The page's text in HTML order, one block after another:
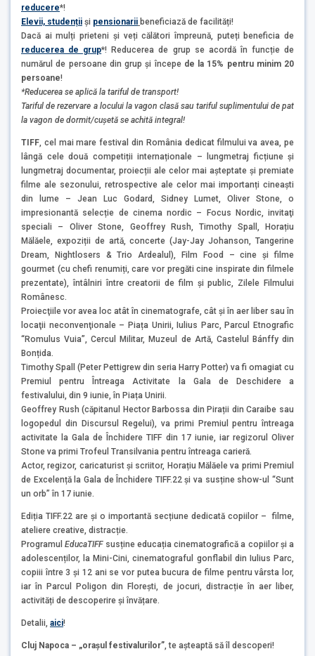
reducere*!
Elevii, studenții și pensionarii beneficiază de facilități!
Dacă ai mulți prieteni și veți călători împreună, puteți beneficia de
reducerea de grup*! Reducerea de grup se acordă în funcție de
numărul de persoane din grup și începe de la 15% pentru minim 20
persoane!
*Reducerea se aplică la tariful de transport!
Tariful de rezervare a locului la vagon clasă sau tariful suplimentului de pat
la vagon de dormit/cușetă se achită integral!
TIFF, cel mai mare festival din România dedicat filmului va avea, pe
lângă cele două competiții internaționale – lungmetraj ficțiune și
lungmetraj documentar, proiecții ale celor mai așteptate și premiate
filme ale sezonului, retrospective ale celor mai importanți cineaști
din lume – Jean Luc Godard, Sidney Lumet, Oliver Stone, o
impresionantă selecție de cinema nordic – Focus Nordic, invitaţi
speciali – Oliver Stone, Geoffrey Rush, Timothy Spall, Horațiu
Mălăele, expoziții de artă, concerte (Jay-Jay Johanson, Tangerine
Dream, Nightlosers & Trio Ardealul), Film Food – cine și filme
gourmet (cu chefi renumiți, care vor pregăti cine inspirate din filmele
prezentate), întâlniri între creatorii de film și public, Zilele Filmului
Românesc.
Proiecţiile vor avea loc atât în cinematografe, cât şi în aer liber sau în
locaţii neconvenţionale – Piața Unirii, Iulius Parc, Parcul Etnografic
“Romulus Vuia”, Cercul Militar, Muzeul de Artă, Castelul Bánffy din
Bonțida.
Timothy Spall (Peter Pettigrew din seria Harry Potter) va fi omagiat cu
Premiul pentru Întreaga Activitate la Gala de Deschidere a
festivalului, din 9 iunie, în Piața Unirii.
Geoffrey Rush (căpitanul Hector Barbossa din Pirații din Caraibe sau
logopedul din Discursul Regelui), va primi Premiul pentru întreaga
activitate la Gala de Închidere TIFF din 17 iunie, iar regizorul Oliver
Stone va primi Trofeul Transilvania pentru întreaga carieră.
Actor, regizor, caricaturist și scriitor, Horațiu Mălăele va primi Premiul
de Excelență la Gala de Închidere TIFF.22 și va susține show-ul “Sunt
un orb” în 17 iunie.
Ediția TIFF.22 are și o importantă secțiune dedicată copiilor – filme,
ateliere creative, distracție.
ProgramulEducaTIFFsusține educația cinematografică a copiilor și a
adolescenților, la Mini-Cini, cinematograful gonflabil din Iulius Parc,
copiii între 3 și 12 ani se vor putea bucura de filme pentru vârsta lor,
iar în Parcul Poligon din Florești, de jocuri, distracție în aer liber,
activități de descoperire și învățare.
Detalii, aici!
Cluj Napoca – „orașul festivalurilor” , te așteaptă să îl descoperi!